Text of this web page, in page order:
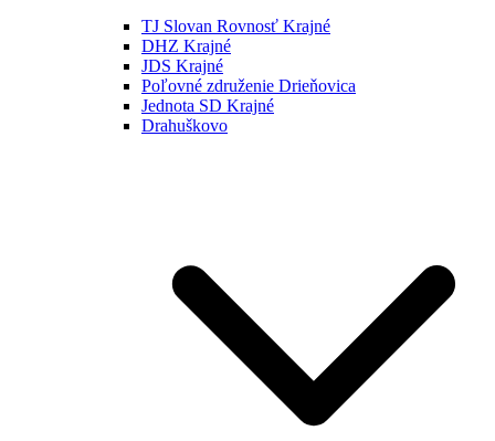
TJ Slovan Rovnosť Krajné
DHZ Krajné
JDS Krajné
Poľovné združenie Drieňovica
Jednota SD Krajné
Drahuškovo